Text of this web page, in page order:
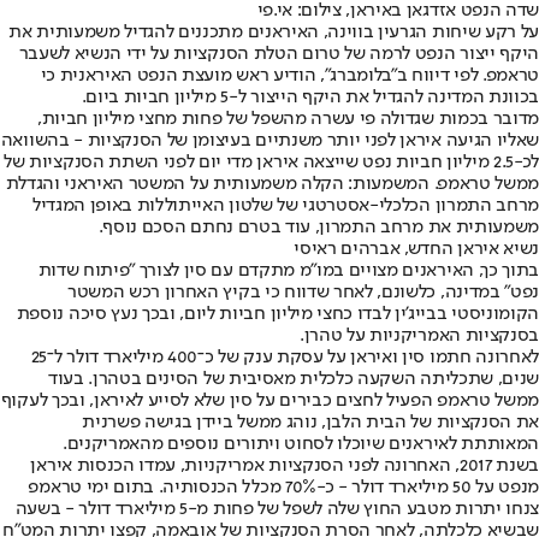
שדה הנפט אזדגאן באיראן, צילום: אי.פי
על רקע שיחות הגרעין בווינה, האיראנים מתכננים להגדיל משמעותית את
היקף ייצור הנפט לרמה של טרום הטלת הסנקציות על ידי הנשיא לשעבר
טראמפ. לפי דיווח ב"בלומברג", הודיע ראש מועצת הנפט האיראנית כי
בכוונת המדינה להגדיל את היקף הייצור ל-5 מיליון חביות ביום.
מדובר בכמות שגדולה פי עשרה מהשפל של פחות מחצי מיליון חביות,
שאליו הגיעה איראן לפני יותר משנתיים בעיצומן של הסנקציות - בהשוואה
לכ-2.5 מיליון חביות נפט שייצאה איראן מדי יום לפני השתת הסנקציות של
ממשל טראמפ. המשמעות: הקלה משמעותית על המשטר האיראני והגדלת
מרחב התמרון הכלכלי-אסטרטגי של שלטון האייתוללות באופן המגדיל
משמעותית את מרחב התמרון, עוד בטרם נחתם הסכם נוסף.
נשיא איראן החדש, אברהים ראיסי
בתוך כך, האיראנים מצויים במו"מ מתקדם עם סין לצורך "פיתוח שדות
נפט" במדינה, כלשונם, לאחר שדווח כי בקיץ האחרון רכש המשטר
הקומוניסטי בבייג'ין לבדו כחצי מיליון חביות ליום, ובכך נעץ סיכה נוספת
בסנקציות האמריקניות על טהרן.
לאחרונה חתמו סין ואיראן על עסקת ענק של כ־400 מיליארד דולר ל־25
שנים, שתכליתה השקעה כלכלית מאסיבית של הסינים בטהרן. בעוד
ממשל טראמפ הפעיל לחצים כבירים על סין שלא לסייע לאיראן, ובכך לעקוף
את הסנקציות של הבית הלבן, נוהג ממשל ביידן בגישה פשרנית
המאותתת לאיראנים שיוכלו לסחוט ויתורים נוספים מהאמריקנים.
בשנת 2017, האחרונה לפני הסנקציות אמריקניות, עמדו הכנסות איראן
מנפט על 50 מיליארד דולר - כ-70% מכלל הכנסותיה. בתום ימי טראמפ
צנחו יתרות מטבע החוץ שלה לשפל של פחות מ-5 מיליארד דולר - בשעה
שבשיא כלכלתה, לאחר הסרת הסנקציות של אובאמה, קפצו יתרות המט"ח